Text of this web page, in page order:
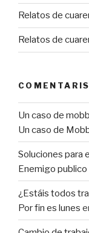
Relatos de
Relatos de
Un caso de
Un caso de
Soluciones para
Enemigo
¿Estáis todos
Por fin es lunes